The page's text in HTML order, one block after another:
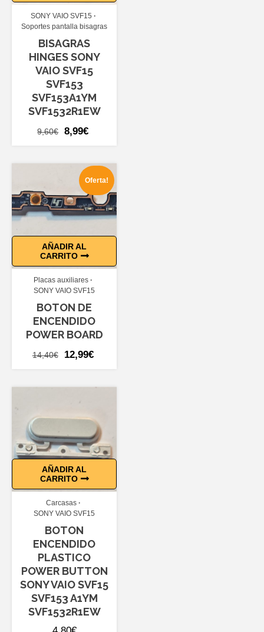
SONY VAIO SVF15
Soportes pantalla bisagras
BISAGRAS
HINGES SONY
VAIO SVF15
SVF153
SVF153A1YM
SVF1532R1EW
9,60€
El
9,60€.
8,99€
8,99€.
AÑADIR AL
CARRITO
Oferta!
Placas auxiliares
SONY VAIO SVF15
BOTON DE
ENCENDIDO
POWER BOARD
14,40€
El
12,99€
AÑADIR AL
CARRITO
Carcasas
SONY VAIO SVF15
BOTON
ENCENDIDO
PLASTICO
POWER BUTTON
SONY VAIO SVF15
SVF153 A1YM
SVF1532R1EW